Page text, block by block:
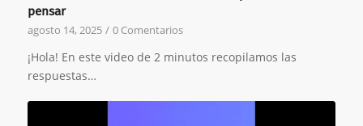
pensar
agosto 14, 2025 / 0 Comentarios
¡Hola! En este video de 2 minutos recopilamos las
respuestas…